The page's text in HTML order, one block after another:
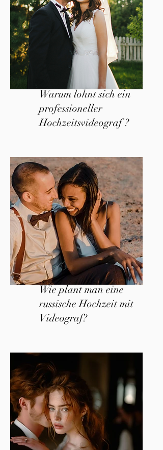
Warum lohnt sich ein
professioneller
Hochzeitsvideograf ?
Wie plant man eine
russische Hochzeit mit
Videograf?